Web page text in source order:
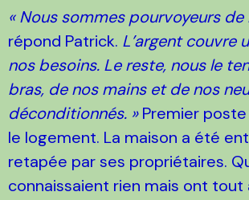
« Nous sommes pourvoyeurs
répond Patrick. L’argent couvre
nos besoins. Le reste, nous le
bras, de nos mains et de nos
déconditionnés. »Premier poste
le logement. La maison a été
retapée par ses propriétaires.
connaissaient rien mais ont tout